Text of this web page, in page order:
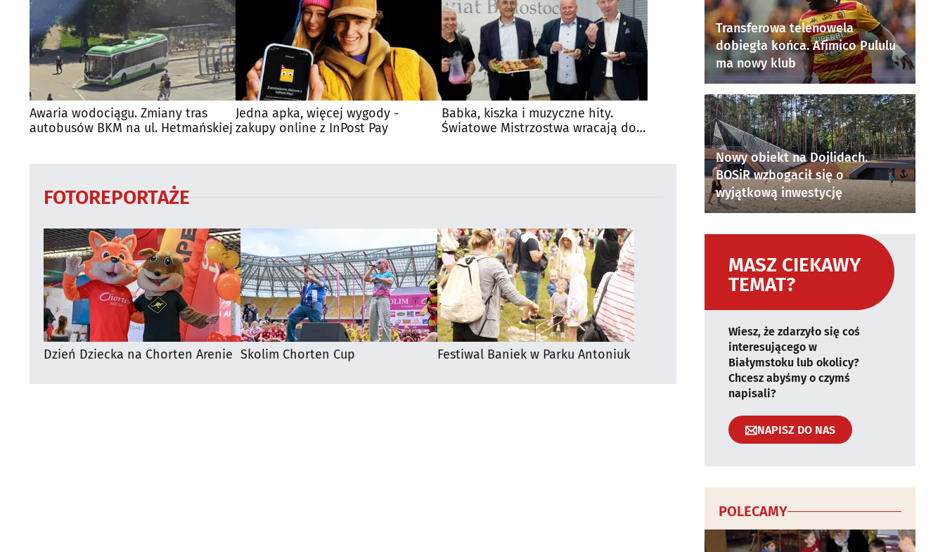
Awaria wodociągu. Zmiany tras
autobusów BKM na ul. Hetmańskiej
Jedna apka, więcej wygody -
zakupy online z InPost Pay
Babka, kiszka i muzyczne hity.
Światowe Mistrzostwa wracają do
FOTOREPORTAŻE
Dzień Dziecka na Chorten Arenie Skolim Chorten Cup Festiwal Baniek w Parku Antoniuk
Transferowa telenowela
dobiegła końca. Afimico Pululu
ma nowy klub
Nowy obiekt na Dojlidach.
BOSiR wzbogacił się o
wyjątkową inwestycję
MASZ CIEKAWY
TEMAT?
Wiesz, że zdarzyło się coś
interesującego w
Białymstoku lub okolicy?
Chcesz abyśmy o czymś
napisali?
NAPISZ DO NAS
POLECAMY